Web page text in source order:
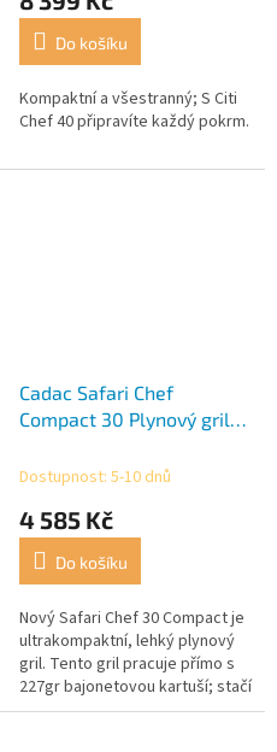
Do košíku
Kompaktní a všestranný; S Citi
Chef 40 připravíte každý pokrm.
Cadac Safari Chef
Compact 30 Plynový gril
Dostupnost: 5-10 dnů
4 585 Kč
Do košíku
Nový Safari Chef 30 Compact je
ultrakompaktní, lehký plynový
gril. Tento gril pracuje přímo s
227gr bajonetovou kartuší; stačí
plynovou kartuši vložit do